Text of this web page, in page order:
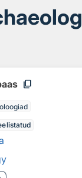
content_copy